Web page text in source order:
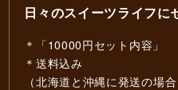
日々のスイーツライフに
＊「10000円セット内容」
＊送料込み
（北海道と沖縄に発送の場